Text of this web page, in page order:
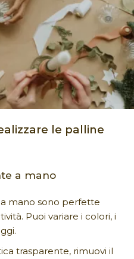
le palline
a mano
mano sono perfette
Puoi variare i colori, i
trasparente, rimuovi il